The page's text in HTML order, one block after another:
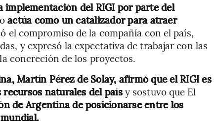
implementación del RIGI por parte del
actúa como un catalizador para atraer
el compromiso de la compañía con el país,
y expresó la expectativa de trabajar con las
concreción de los proyectos.
Martín Pérez de Solay, afirmó que el RIGI es
naturales del paísy sostuvo que El
de Argentina de posicionarse entre los